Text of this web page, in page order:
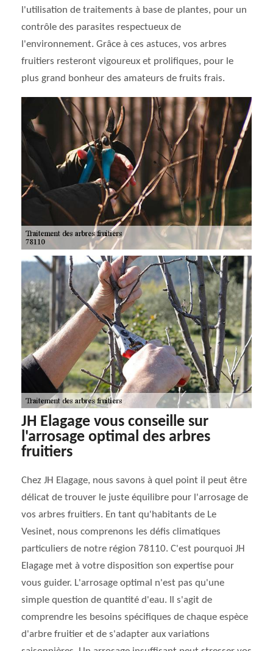
l'utilisation de traitements à base de plantes, pour un
contrôle des parasites respectueux de
l'environnement. Grâce à ces astuces, vos arbres
fruitiers resteront vigoureux et prolifiques, pour le
plus grand bonheur des amateurs de fruits frais.
JH Elagage vous conseille sur
l'arrosage optimal des arbres
fruitiers
Chez JH Elagage, nous savons à quel point il peut être
délicat de trouver le juste équilibre pour l'arrosage de
vos arbres fruitiers. En tant qu'habitants de Le
Vesinet, nous comprenons les défis climatiques
particuliers de notre région 78110. C'est pourquoi JH
Elagage met à votre disposition son expertise pour
vous guider. L'arrosage optimal n'est pas qu'une
simple question de quantité d'eau. Il s'agit de
comprendre les besoins spécifiques de chaque espèce
d'arbre fruitier et de s'adapter aux variations